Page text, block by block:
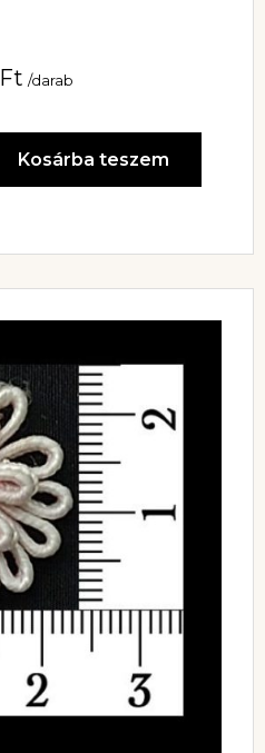
Ft /darab
Kosárba teszem